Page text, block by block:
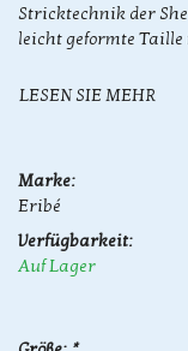
Stricktechnik der
leicht geformte
LESEN SIE MEHR
Marke:
Eribé
Verfügbarkeit:
Auf Lager